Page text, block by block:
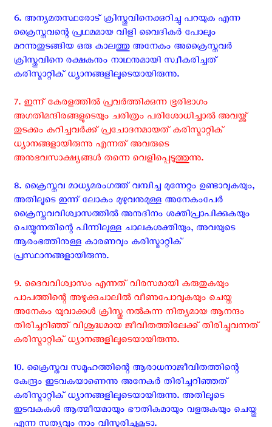
6. അന്യമതസ്ഥരോട് ക്രിസ്തുവിനെക്കുറിച്ചു പറയുക എന്ന
ക്രൈസ്തവന്റെ പ്രഥമമായ വിളി വൈദികർ പോലും
മറന്നുതുടങ്ങിയ ഒരു കാലത്തു അനേകം അക്രൈസ്തവർ
ക്രിസ്തുവിനെ രക്ഷകനും നാഥനുമായി സ്വീകരിച്ചത്
കരിസ്മാറ്റിക് ധ്യാനങ്ങളിലൂടെയായിരുന്നു.
7. ഇന്ന് കേരളത്തിൽ പ്രവർത്തിക്കുന്ന ഭൂരിഭാഗം
അഗതിമന്ദിരങ്ങളുടെയും ചരിത്രം പരിശോധിച്ചാൽ അവയ്ക്ക്
തുടക്കം കുറിച്ചവർക്ക്‌ പ്രചോദനമായത് കരിസ്മാറ്റിക്
ധ്യാനങ്ങളായിരുന്നു എന്നത് അവരുടെ
അനുഭവസാക്ഷ്യങ്ങൾ തന്നെ വെളിപ്പെടുത്തുന്നു.
8. ക്രൈസ്തവ മാധ്യമരംഗത്ത് വമ്പിച്ച മുന്നേറ്റം ഉണ്ടാവുകയും,
അതിലൂടെ ഇന്ന് ലോകം മുഴുവനുമുള്ള അനേകംപേർ
ക്രൈസ്തവവിശ്വാസത്തിൽ അനുദിനം ശക്തിപ്രാപിക്കുകയും
ചെയ്യുന്നതിന്റെ പിന്നിലുള്ള ചാലകശക്തിയും, അവയുടെ
ആരംഭത്തിനുള്ള കാരണവും കരിസ്മാറ്റിക്
പ്രസ്ഥാനങ്ങളായിരുന്നു.
9. ദൈവവിശ്വാസം എന്നത് വിരസമായി കരുതുകയും
പാപത്തിന്റെ അഴുക്കുചാലിൽ വീണുപോവുകയും ചെയ്ത
അനേകം യുവാക്കൾ ക്രിസ്തു നൽകുന്ന നിത്യമായ ആനന്ദം
തിരിച്ചറിഞ്ഞ് വിശുദ്ധമായ ജീവിതത്തിലേക്ക് തിരിച്ചുവന്നത്
കരിസ്മാറ്റിക് ധ്യാനങ്ങളിലൂടെയായിരുന്നു.
10. ക്രൈസ്തവ സമൂഹത്തിന്റെ ആരാധനാജീവിതത്തിന്റെ
കേന്ദ്രം ഇടവകയാണെന്നു അനേകർ തിരിച്ചറിഞ്ഞത്
കരിസ്മാറ്റിക് ധ്യാനങ്ങളിലൂടെയായിരുന്നു. അതിലൂടെ
ഇടവകകൾ ആത്മീയമായും ഭൗതികമായും വളരുകയും ചെയ്തു